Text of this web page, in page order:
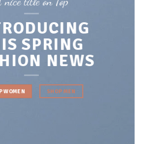
SPRING
NEWS
WOMEN SHOP MEN